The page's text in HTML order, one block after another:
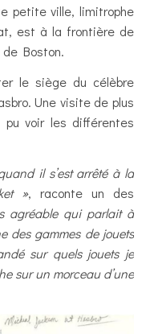
petite ville, limitrophe
est à la frontière de
Boston.
le siège du célèbre
Une visite de plus
voir les différentes
il s’est arrêté à la
», raconte un des
agréable qui parlait à
des gammes de jouets
sur quels jouets je
sur un morceau d’une